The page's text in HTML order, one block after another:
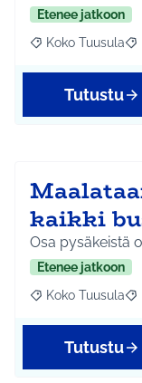
Etenee jatkoon
Rajaa tulokset
Koko Tuusula
Tutustu
kaikki
Osa pysäkeistä
Etenee jatkoon
Rajaa tulokset
Koko Tuusula
Tutustu